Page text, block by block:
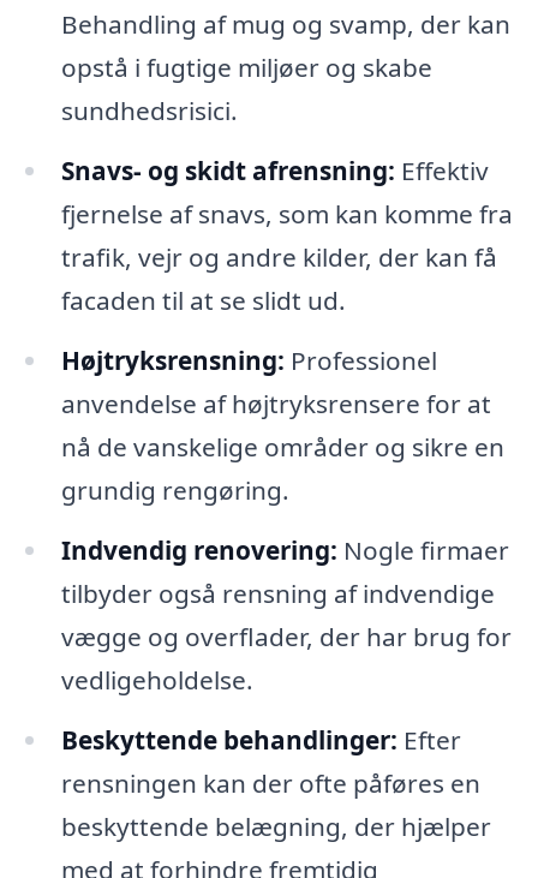
Behandling af mug og svamp, der kan
opstå i fugtige miljøer og skabe
sundhedsrisici.
Snavs- og skidt afrensning: Effektiv
fjernelse af snavs, som kan komme fra
trafik, vejr og andre kilder, der kan få
facaden til at se slidt ud.
Højtryksrensning: Professionel
anvendelse af højtryksrensere for at
nå de vanskelige områder og sikre en
grundig rengøring.
Indvendig renovering: Nogle firmaer
tilbyder også rensning af indvendige
vægge og overflader, der har brug for
vedligeholdelse.
Beskyttende behandlinger: Efter
rensningen kan der ofte påføres en
beskyttende belægning, der hjælper
med at forhindre fremtidig